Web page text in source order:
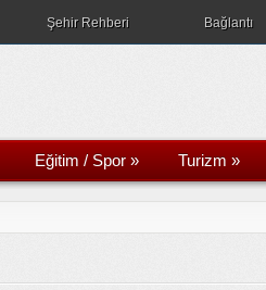
Şehir Rehberi Bağlantı
Eğitim / Spor » Turizm »